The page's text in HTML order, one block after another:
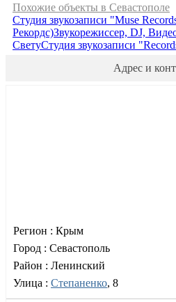
Похожие объекты в Севастополе
Студия звукозаписи "Muse
Рекордс)Звукорежиссер, DJ,
СветуСтудия звукозаписи
Адрес и
Регион : Крым
Город : Севастополь
Район : Ленинский
Улица : Степаненко, 8